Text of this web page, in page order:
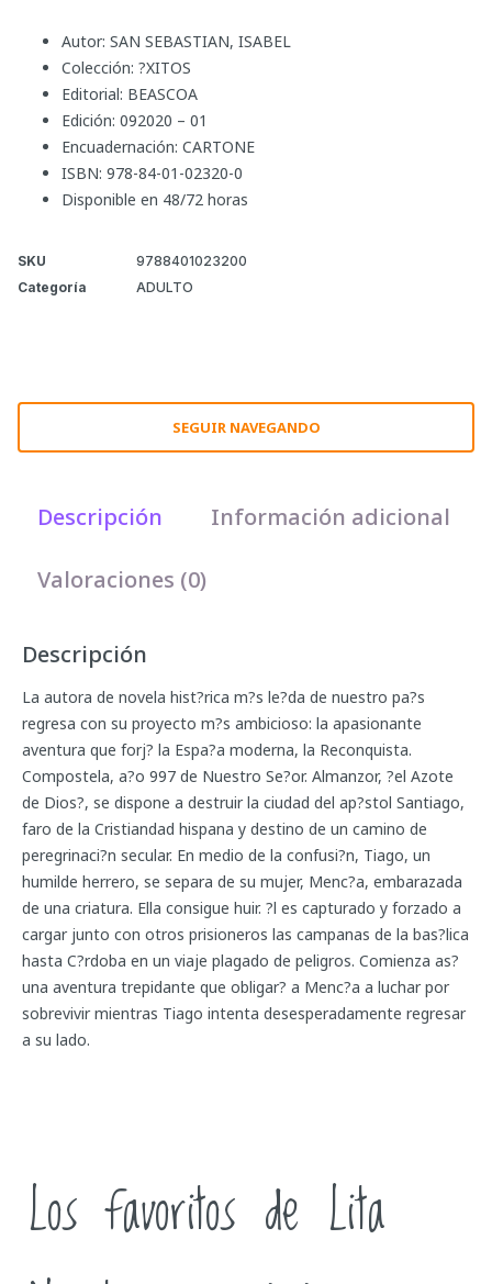
Autor: SAN SEBASTIAN, ISABEL
Colección: ?XITOS
Editorial: BEASCOA
Edición: 092020 – 01
Encuadernación: CARTONE
ISBN: 978-84-01-02320-0
Disponible en 48/72 horas
SKU
9788401023200
Categoría
ADULTO
SEGUIR NAVEGANDO
Descripción Información adicional
Valoraciones (0)
Descripción
La autora de novela hist?rica m?s le?da de nuestro pa?s
regresa con su proyecto m?s ambicioso: la apasionante
aventura que forj? la Espa?a moderna, la Reconquista.
Compostela, a?o 997 de Nuestro Se?or. Almanzor, ?el Azote
de Dios?, se dispone a destruir la ciudad del ap?stol Santiago,
faro de la Cristiandad hispana y destino de un camino de
peregrinaci?n secular. En medio de la confusi?n, Tiago, un
humilde herrero, se separa de su mujer, Menc?a, embarazada
de una criatura. Ella consigue huir. ?l es capturado y forzado a
cargar junto con otros prisioneros las campanas de la bas?lica
hasta C?rdoba en un viaje plagado de peligros. Comienza as?
una aventura trepidante que obligar? a Menc?a a luchar por
sobrevivir mientras Tiago intenta desesperadamente regresar
a su lado.
Los favoritos de Lita